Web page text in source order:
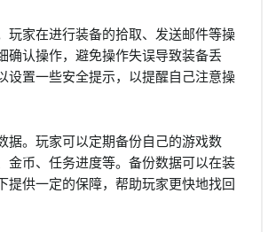
玩家在进行装备的拾取、发送邮件等操
确认操作，避免操作失误导致装备丢
设置一些安全提示，以提醒自己注意操
据。玩家可以定期备份自己的游戏数
金币、任务进度等。备份数据可以在装
提供一定的保障，帮助玩家更快地找回